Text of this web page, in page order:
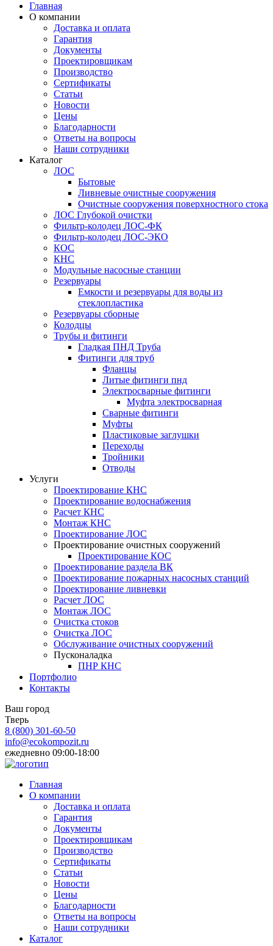
Главная
О компании
Доставка и оплата
Гарантия
Документы
Проектировщикам
Производство
Сертификаты
Статьи
Новости
Цены
Благодарности
Ответы на вопросы
Наши сотрудники
Каталог
ЛОС
Бытовые
Ливневые очистные сооружения
Очистные сооружения поверхностного стока
ЛОС Глубокой очистки
Фильтр-колодец ЛОС-ФК
Фильтр-колодец ЛОС-ЭКО
КОС
КНС
Модульные насосные станции
Резервуары
Емкости и резервуары для воды из
стеклопластика
Резервуары сборные
Колодцы
Трубы и фитинги
Гладкая ПНД Труба
Фитинги для труб
Фланцы
Литые фитинги пнд
Электросварные фитинги
Муфта электросварная
Сварные фитинги
Муфты
Пластиковые заглушки
Переходы
Тройники
Отводы
Услуги
Проектирование КНС
Проектирование водоснабжения
Расчет КНС
Монтаж КНС
Проектирование ЛОС
Проектирование очистных сооружений
Проектирование КОС
Проектирование раздела ВК
Проектирование пожарных насосных станций
Проектирование ливневки
Расчет ЛОС
Монтаж ЛОС
Очистка стоков
Очистка ЛОС
Обслуживание очистных сооружений
Пусконаладка
ПНР КНС
Портфолио
Контакты
Ваш город
Тверь
8 (800) 301-60-50
info@ecokompozit.ru
ежедневно 09:00-18:00
Главная
О компании
Доставка и оплата
Гарантия
Документы
Проектировщикам
Производство
Сертификаты
Статьи
Новости
Цены
Благодарности
Ответы на вопросы
Наши сотрудники
Каталог